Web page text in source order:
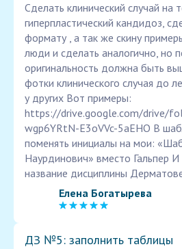
Сделать клинический случай на
гиперпластический кандидоз,
формату , а так же скину
люди и сделать аналогично, но
оригинальность должна быть
фотки клинического случая до
у других Вот примеры:
https://drive.google.com/drive/
wgp6YRtN-E3oVVc-5aEHO В
поменять инициалы на мои:
Наурдинович» вместо Гальпер
название дисциплины
Елена Богатырева
ДЗ №5: заполнить таблицы